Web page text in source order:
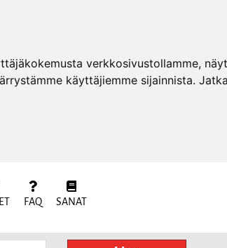
verkkosivustollamme,
käyttäjiemme sijainnista.
FAQ SANAT